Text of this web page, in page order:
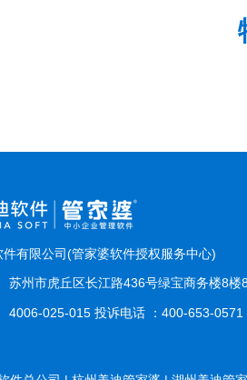
限公司(管家婆软件授权服务中心)
苏州市虎丘区长江路436号绿宝商务楼8楼
4006-025-015 投诉电话 ：400-653-0571